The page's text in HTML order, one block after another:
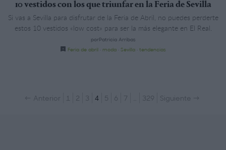
10 vestidos con los que triunfar en la Feria de Sevilla
Si vas a Sevilla para disfrutar de la Feria de Abril, no puedes perderte
estos 10 vestidos «low cost» para ser la más elegante en El Real.
porPatricia Arribas
Feria de abril
moda Sevilla tendencias
← Anterior 1 2 3 4 5 6 7 … 329 Siguiente →